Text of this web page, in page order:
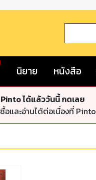
นิยาย หนังสือ
ได้แล้ววันนี้ กดเลย
และอ่านได้ต่อเนื่องที่ Pinto